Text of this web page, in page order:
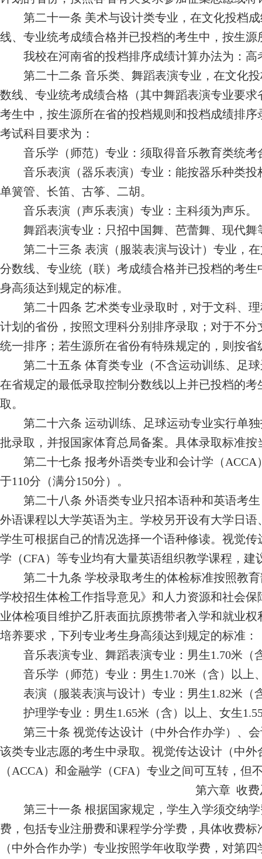
第二十一条 美术与设计类专业，在文化投档
线、专业统考成绩合格并已投档的考生中，按生
我校在河南省的投档排序成绩计算办法为：高
第二十二条 音乐类、舞蹈表演专业，在文化
数线、专业统考成绩合格（其中舞蹈表演专业要
考生中，按生源所在省的投档规则和投档成绩排
考试科目要求为：
音乐学 （ 师范） 专业：须取得音乐教育类统考
音乐表演（器乐表演）专业：能按器乐种类
单簧管、长笛、古筝、二胡。
音乐表演（声乐表演）专业：主科须为声乐。
舞蹈表演专业：只招中国舞、芭蕾舞、现代舞
第二十三条 表演（服装表演与设计）专业，
分数线、专业统（联）考成绩合格并已投档的考
身高须达到规定的标准。
第二十四条 艺术类专业录取时，对于文科、
计划的省份，按照文理科分别排序录取；对于不
统一排序；若生源所在省份有特殊规定的，则按
第二十五条 体育类专业（不含运动训练、足
在省规定的最低录取控制分数线以上并已投档的
取。
第二十六条 运动训练、足球运动专业实行单
批录取，并报国家体育总局备案。具体录取标准
第二十七条 报考外语类专业和会计学（ ACCA
于110分（满分150分）。
第二十八条 外语类专业只招本语种和英语考
外语课程以大学英语为主。学校另开设有大学日
学生可根据自己的情况选择一个语种修读。视觉
学（CFA） 等专业均有大量英语组织教学课程，建
第二十九条 学校录取考生的体检标准按照教
学校招生体检工作指导意见》和人力资源和社会
业体检项目维护乙肝表面抗原携带者入学和就业
培养要求， 下列专业考生身高须达到规定的标准：
音乐表演专业、舞蹈表演专业：男生1.70米（
音乐学（师范）专业： 男生1.70米（含） 以上
表演（服装表演与设计）专业：男生1.82米（
护理学专业：男生1.65米（含）以上、女生
第三十条 视觉传达设计（中外合作办学） 、
该类专业志愿的考生中录取。视觉传达设计（中
（ ACCA）和金融学（CFA）专业之间可互转，但
第六章 收
第三十一条 根据国家规定，学生入学须交纳
费，包括专业注册费和课程学分学费，具体收费
（中外合作办学）专业按照学年收取学费，对第